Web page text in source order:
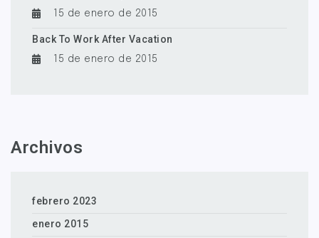
15 de enero de 2015
Back To Work After Vacation
15 de enero de 2015
Archivos
febrero 2023
enero 2015